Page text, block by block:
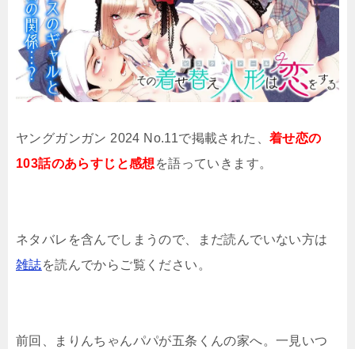
ヤングガンガン 2024 No.11で掲載された、 着せ恋の
103話のあらすじと感想 を語っていきます。
ネタバレを含んでしまうので、まだ読んでいない方は
雑誌を読んでからご覧ください。
前回、まりんちゃんパパが五条くんの家へ。一見いつ